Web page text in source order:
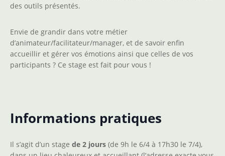
des outils présentés.
Envie de grandir dans votre métier
d’animateur/facilitateur/manager, et de savoir enfin
accueillir et gérer vos émotions ainsi que celles de vos
participants ? Ce stage est fait pour vous !
Informations pratiques
Il s’agit d’un stage de 2 jours (de 9h le 6/4 à 17h30 le 7/4),